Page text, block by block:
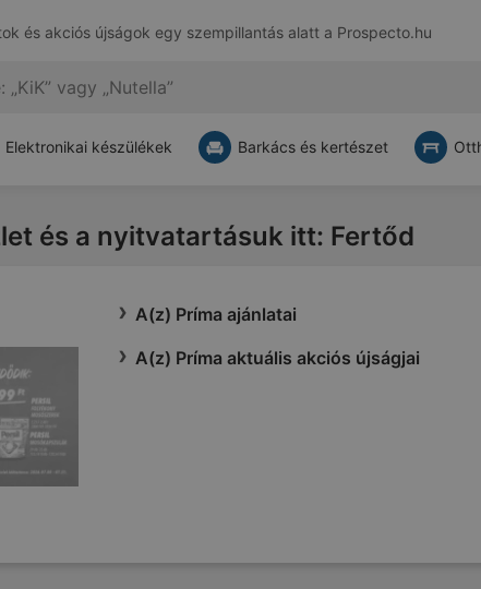
és akciós újságok egy szempillantás alatt a Prospecto.hu
Elektronikai készülékek Barkács és kertészet
és a nyitvatartásuk itt: Fertőd
A(z) Príma ajánlatai
A(z) Príma aktuális akciós újságjai